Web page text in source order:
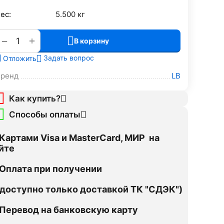
5.500 кг
+
− В корзину
Отложить Задать вопрос
LB
Как купить?
Способы оплаты
Visa и MasterCard, МИР на
при получении
только доставкой ТК "СДЭК")
на банковскую карту